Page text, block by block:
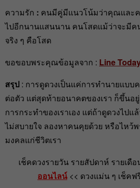
ความรัก : คนมีคู่มีแนวโน้มว่าคุณและ
ไปอีกนานแสนนาน คนโสดแม้ว่าจะมีค
จริง ๆ คือโสด
ขอขอบพระคุณข้อมูลจาก : Line
สรุป : การดูดวงเป็นแค่การทำนายแบบ
ต่อตัว แต่สุดท้ายอนาคตของเรา ก็ขึ้นอ
การกระทำของเราเอง แต่ถ้าดูดวงไป
ไม่สบายใจ ลองหาคนคุยด้วย หรือไหว้
มงคลแก่ชีวิตเรา
เช็คดวงรายวัน รายสัปดาห์ รายเดือ
ออนไลน์ << ดวงแม่น ๆ เช็คฟ